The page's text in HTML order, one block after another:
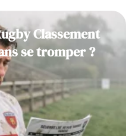
Classement
se tromper ?